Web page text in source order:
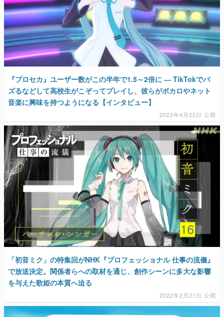
『プロセカ』ユーザー数がこの半年で1.5～2倍に ― TikTokでバ
ズるなどして高校生がこぞってプレイし、彼らがボカロやネット
音楽に興味を持つようになる【インタビュー】
2022年4月22日 公開
「初音ミク」の特集回がNHK『プロフェッショナル 仕事の流儀』
で放送決定。関係者らへの取材を通じ、創作シーンに多大な影響
を与えた歌姫の本質へ迫る
2022年2月21日 公開